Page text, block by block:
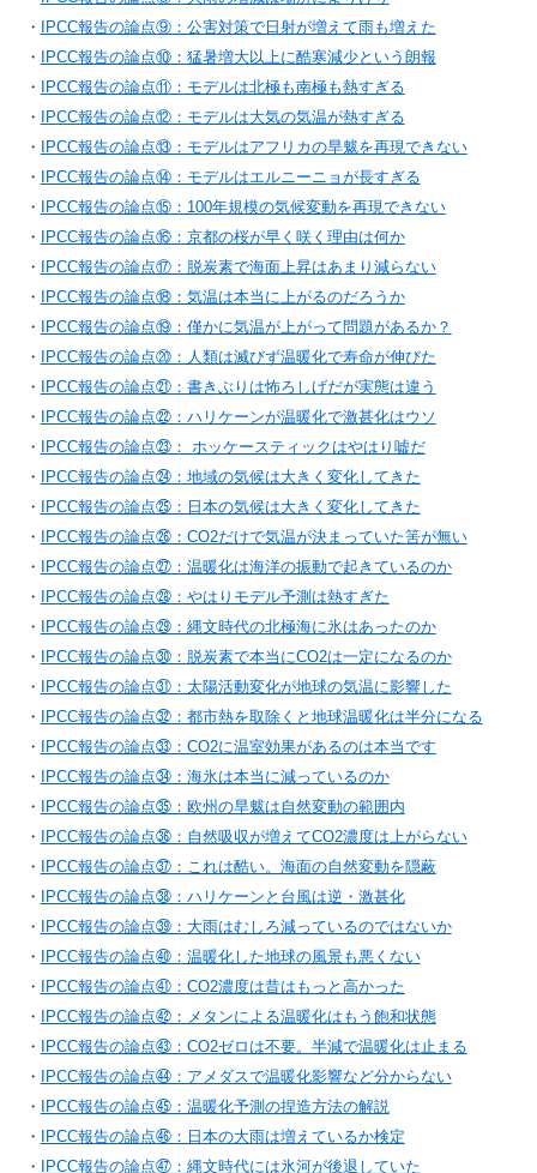
・
IPCC報告の論点⑨：公害対策で日射が増えて雨も増えた
・
IPCC報告の論点⑩：猛暑増大以上に酷寒減少という朗報
・
IPCC報告の論点⑪：モデルは北極も南極も熱すぎる
・
IPCC報告の論点⑫：モデルは大気の気温が熱すぎる
・
IPCC報告の論点⑬：モデルはアフリカの旱魃を再現できない
・
IPCC報告の論点⑭：モデルはエルニーニョが長すぎる
・
IPCC報告の論点⑮：100年規模の気候変動を再現できない
・
IPCC報告の論点⑯：京都の桜が早く咲く理由は何か
・
IPCC報告の論点⑰：脱炭素で海面上昇はあまり減らない
・
IPCC報告の論点⑱：気温は本当に上がるのだろうか
・
IPCC報告の論点⑲：僅かに気温が上がって問題があるか？
・
IPCC報告の論点⑳：人類は滅びず温暖化で寿命が伸びた
・
IPCC報告の論点㉑：書きぶりは怖ろしげだが実態は違う
・
IPCC報告の論点㉒：ハリケーンが温暖化で激甚化はウソ
・
IPCC報告の論点㉓： ホッケースティックはやはり嘘だ
・
IPCC報告の論点㉔：地域の気候は大きく変化してきた
・
IPCC報告の論点㉕：日本の気候は大きく変化してきた
・
IPCC報告の論点㉖：CO2だけで気温が決まっていた筈が無い
・
IPCC報告の論点㉗：温暖化は海洋の振動で起きているのか
・
IPCC報告の論点㉘：やはりモデル予測は熱すぎた
・
IPCC報告の論点㉙：縄文時代の北極海に氷はあったのか
・
IPCC報告の論点㉚：脱炭素で本当にCO2は一定になるのか
・
IPCC報告の論点㉛：太陽活動変化が地球の気温に影響した
・
IPCC報告の論点㉜：都市熱を取除くと地球温暖化は半分になる
・
IPCC報告の論点㉝：CO2に温室効果があるのは本当です
・
IPCC報告の論点㉞：海氷は本当に減っているのか
・
IPCC報告の論点㉟：欧州の旱魃は自然変動の範囲内
・
IPCC報告の論点㊱：自然吸収が増えてCO2濃度は上がらない
・
IPCC報告の論点㊲：これは酷い。海面の自然変動を隠蔽
・
IPCC報告の論点㊳：ハリケーンと台風は逆・激甚化
・
IPCC報告の論点㊴：大雨はむしろ減っているのではないか
・
IPCC報告の論点㊵：温暖化した地球の風景も悪くない
・
IPCC報告の論点㊶：CO2濃度は昔はもっと高かった
・
IPCC報告の論点㊷：メタンによる温暖化はもう飽和状態
・
IPCC報告の論点㊸：CO2ゼロは不要。半減で温暖化は止まる
・
IPCC報告の論点㊹：アメダスで温暖化影響など分からない
・
IPCC報告の論点㊺：温暖化予測の捏造方法の解説
・
IPCC報告の論点㊻：日本の大雨は増えているか検定
・
IPCC報告の論点㊼：縄文時代には氷河が後退していた